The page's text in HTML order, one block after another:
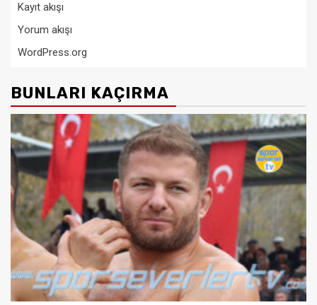
Kayıt akışı
Yorum akışı
WordPress.org
BUNLARI KAÇIRMA